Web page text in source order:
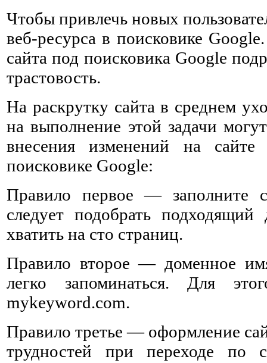
Чтобы привлечь новых
веб-ресурса в поисковике
сайта под поисковика Google
трастовость.
На раскрутку сайта в среднем
на выполнение этой задачи
внесения изменений на
поисковике Google:
Правило первое — заполните
следует подобрать
хватить на сто страниц.
Правило второе — доменное
легко запоминаться. Для
mykeyword.com.
Правило третье — оформление
трудностей при переходе по